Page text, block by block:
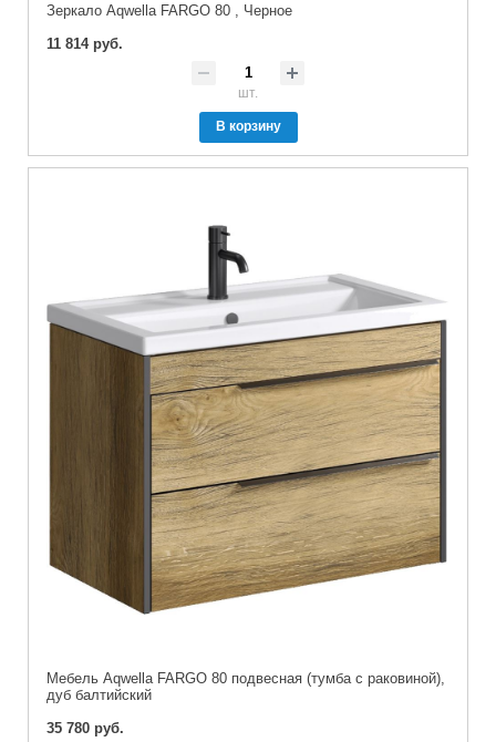
Зеркало Aqwella FARGO 80 , Черное
11 814 руб.
шт.
В корзину
Мебель Aqwella FARGO 80 подвесная (тумба с раковиной),
дуб балтийский
35 780 руб.